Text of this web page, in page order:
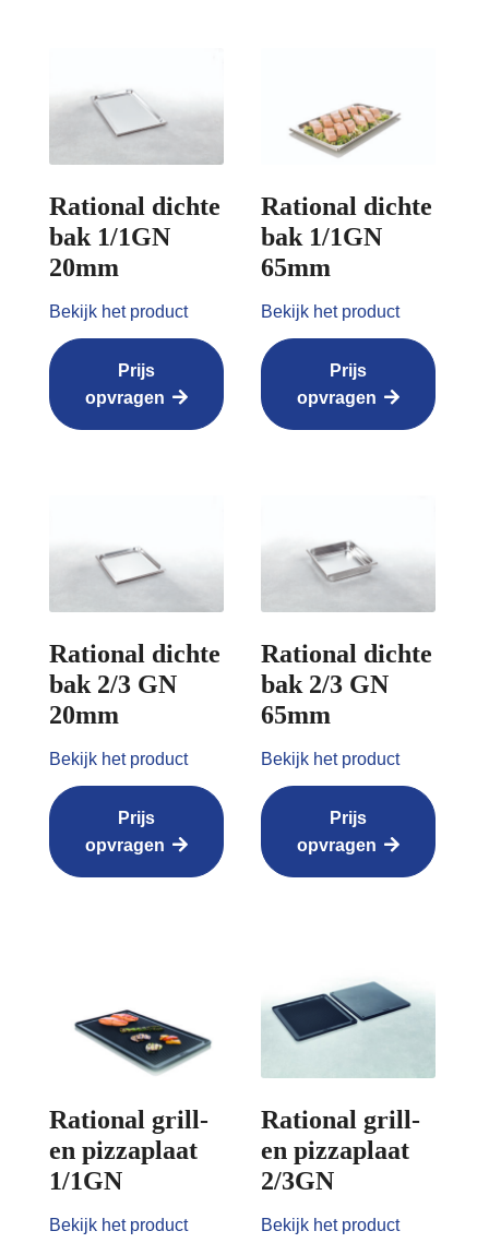
Rational dichte
bak 1/1GN
20mm
Bekijk het product
Prijs
opvragen
Rational dichte
bak 1/1GN
65mm
Bekijk het product
Prijs
opvragen
Rational dichte
bak 2/3 GN
20mm
Bekijk het product
Prijs
opvragen
Rational dichte
bak 2/3 GN
65mm
Bekijk het product
Prijs
opvragen
Rational grill-
en pizzaplaat
1/1GN
Bekijk het product
Rational grill-
en pizzaplaat
2/3GN
Bekijk het product